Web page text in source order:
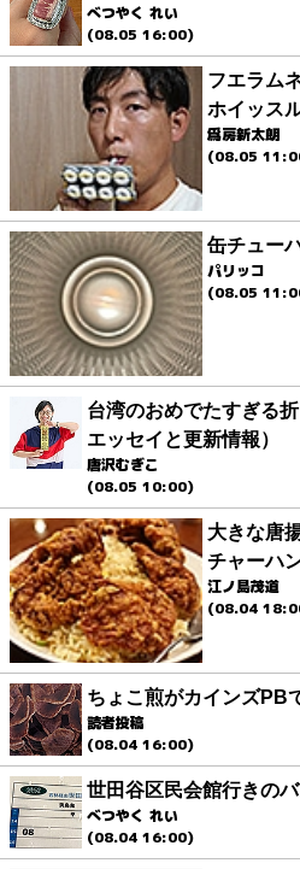
べつやく れい
(08.05 16:00)
フエラム
ホイッス
爲房新太朗
(08.05
缶チュー
パリッコ
(08.05
台湾のおめでたすぎる
エッセイと更新情報）
唐沢むぎこ
(08.05 10:00)
大きな唐
チャーハ
江ノ島茂道
(08.04
ちょこ煎がカインズPB
読者投稿
(08.04 16:00)
世田谷区民会館行きの
べつやく れい
(08.04 16:00)